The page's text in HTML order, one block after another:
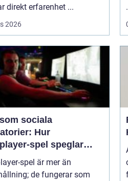
direkt erfarenhet ...
2026
sociala
Hur
spel speglar
beteende
spel är mer än
de fungerar som